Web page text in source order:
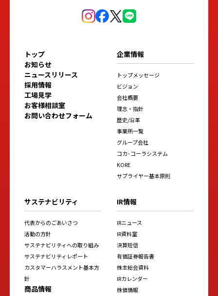
トップ
お知らせ
ニュースリリース
採用情報
工場見学
お客様相談室
お問い合わせフォーム
企業情報
トップメッセージ
ビジョン
会社概要
理念・指針
歴史/沿革
事業所一覧
グループ会社
コカ･コーラシステム
KORE
サプライヤー基本原則
サステナビリティ
代表からのごあいさつ
活動の方針
サステナビリティへの取り組み
サステナビリティレポート
カスタマーハラスメント基本方
針
商品情報
IR情報
IRニュース
IR資料室
決算短信
有価証券報告書
株主総会資料
IRカレンダー
株価情報